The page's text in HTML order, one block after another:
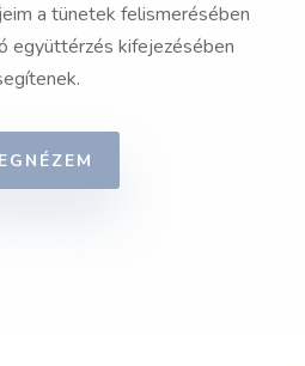
a tünetek felismerésében
együttérzés kifejezésében